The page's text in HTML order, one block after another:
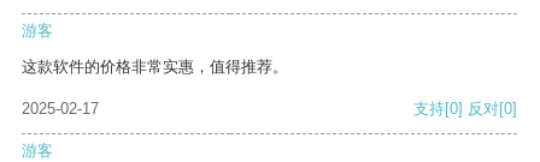
游客
这款软件的价格非常实惠，值得推荐。
2025-02-17 支持[0] 反对[0]
游客